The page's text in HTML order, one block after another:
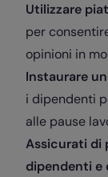
Utilizzare
per
opinioni in
Instaurare
i dipendenti
alle pause
Assicurati di
dipendenti e